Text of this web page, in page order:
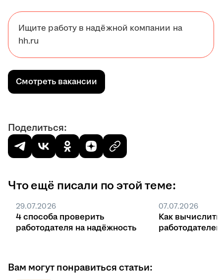
Ищите работу в надёжной компании на
hh.ru
Смотреть вакансии
Поделиться:
Что ещё писали по этой теме:
29.07.2026
4 способа проверить
работодателя на надёжность
07.07.2026
Как вычислить
Вам могут понравиться статьи: